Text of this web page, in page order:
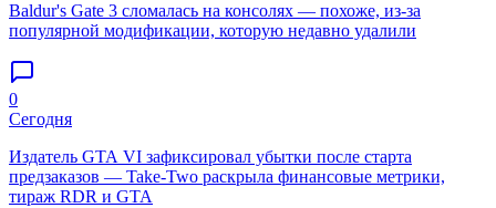
Baldur's Gate 3 сломалась на консолях — похоже, из-за
популярной модификации, которую недавно удалили
0
Сегодня
Издатель GTA VI зафиксировал убытки после старта
предзаказов — Take-Two раскрыла финансовые метрики,
тираж RDR и GTA